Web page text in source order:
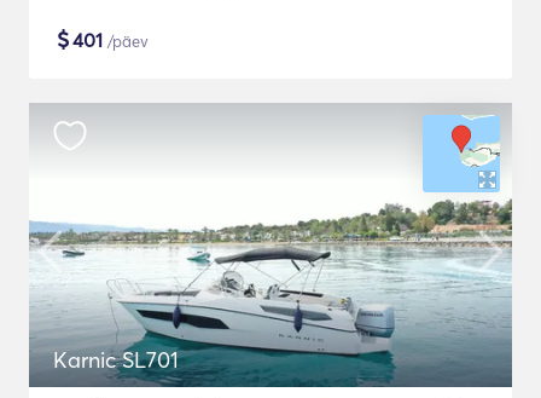
$401 /päev
Karnic SL701